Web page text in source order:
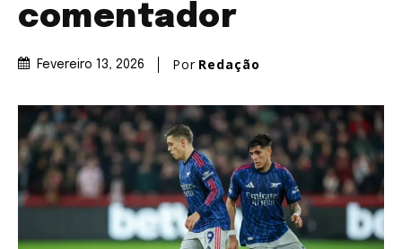
comentador
Fevereiro 13, 2026 Por Redação